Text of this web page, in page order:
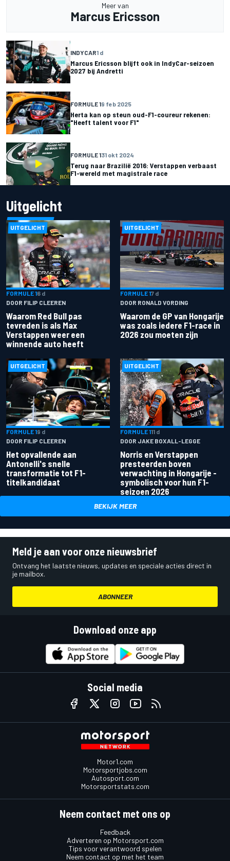
Meer van
Marcus Ericsson
INDYCAR1 d
Marcus Ericsson blijft ook in IndyCar-seizoen
2027 bij Andretti
FORMULE 19 feb 2025
Herta kan op steun oud-F1-coureur rekenen:
"Heeft talent voor F1"
FORMULE 131 okt 2024
Terug naar Brazilië 2016: Verstappen verbaast
F1-wereld met magistrale race
Uitgelicht
UITGELICHT
FORMULE 16 d
DOOR FILIP CLEEREN
Waarom Red Bull pas
tevreden is als Max
Verstappen weer een
winnende auto heeft
UITGELICHT
FORMULE 17 d
DOOR RONALD VORDING
Waarom de GP van Hongarije
was zoals iedere F1-race in
2026 zou moeten zijn
UITGELICHT
FORMULE 19 d
DOOR FILIP CLEEREN
Het opvallende aan
Antonelli's snelle
transformatie tot F1-
titelkandidaat
UITGELICHT
FORMULE 111 d
DOOR JAKE BOXALL-LEGGE
Norris en Verstappen
presteerden boven
verwachting in Hongarije -
symbolisch voor hun F1-
seizoen 2026
BEKIJK MEER
Meld je aan voor onze nieuwsbrief
Ontvang het laatste nieuws, updates en speciale acties direct in
je mailbox.
ABONNEER
Download onze app
Social media
Motor1.com
Motorsportjobs.com
Autosport.com
Motorsportstats.com
Neem contact met ons op
Feedback
Adverteren op Motorsport.com
Tips voor verantwoord spelen
Neem contact op met het team